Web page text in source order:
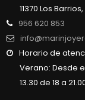
11370 Los
956 620 853
Horario de
Verano: Desde
13.30 de 18 a